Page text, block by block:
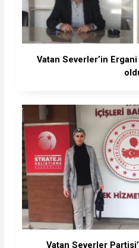
Vatan Severler’in Ergani
Vatan Severler